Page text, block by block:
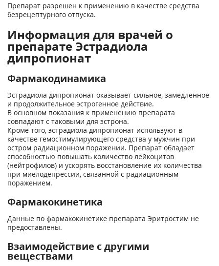
Препарат разрешен к применению в качестве средства
безрецептурного отпуска.
Информация для врачей о
препарате Эстрадиола
дипропионат
Фармакодинамика
Эстрадиола дипропионат оказывает сильное, замедленное
и продолжительное эстрогенное действие.
В основном показания к применению препарата
совпадают с таковыми для эстрона.
Кроме того, эстрадиола дипропионат используют в
качестве гемостимулирующего средства у мужчин при
остром радиационном поражении. Препарат обладает
способностью повышать количество лейкоцитов
(нейтрофилов) и ускорять восстановление их количества
при миелодепрессии, связанной с радиационным
поражением.
Фармакокинетика
Данные по фармакокинетике препарата Эритростим не
предоставлены.
Взаимодействие с другими
веществами